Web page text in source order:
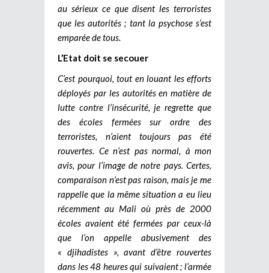
au sérieux ce que disent les terroristes
que les autorités ; tant la psychose s’est
emparée de tous.
L’Etat doit se secouer
C’est pourquoi, tout en louant les efforts
déployés par les autorités en matière de
lutte contre l’insécurité, je regrette que
des écoles fermées sur ordre des
terroristes, n’aient toujours pas été
rouvertes. Ce n’est pas normal, à mon
avis, pour l’image de notre pays. Certes,
comparaison n’est pas raison, mais je me
rappelle que la même situation a eu lieu
récemment au Mali où près de 2000
écoles avaient été fermées par ceux-là
que l’on appelle abusivement des
« djihadistes », avant d’être rouvertes
dans les 48 heures qui suivaient ; l’armée